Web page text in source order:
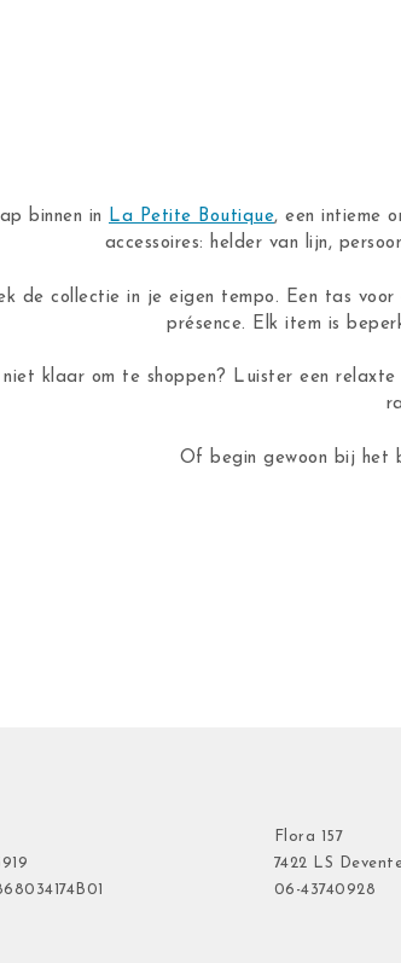
binnen in La Petite Boutique, een intieme
accessoires: helder van lijn,
de collectie in je eigen tempo. Een tas
présence. Elk item is
klaar om te shoppen? Luister een relaxte
Of begin gewoon bij het
Flora 157
7422 LS
06-43740928